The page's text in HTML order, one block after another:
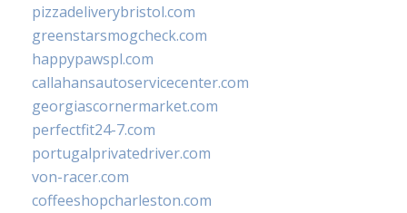
pizzadeliverybristol.com
greenstarsmogcheck.com
happypawspl.com
callahansautoservicecenter.com
georgiascornermarket.com
perfectfit24-7.com
portugalprivatedriver.com
von-racer.com
coffeeshopcharleston.com